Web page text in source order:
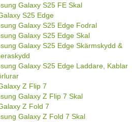
Galaxy S25 FE Skal
S25 Edge
Galaxy S25 Edge Fodral
Galaxy S25 Edge Skal
Galaxy S25 Edge Skärmskydd &
Galaxy S25 Edge Laddare, Kablar
Z Flip 7
Galaxy Z Flip 7 Skal
Z Fold 7
Galaxy Z Fold 7 Skal